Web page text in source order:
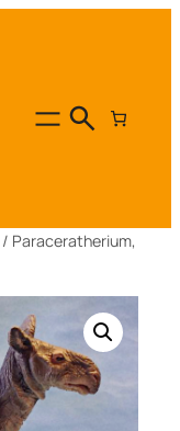
/ Paraceratherium,